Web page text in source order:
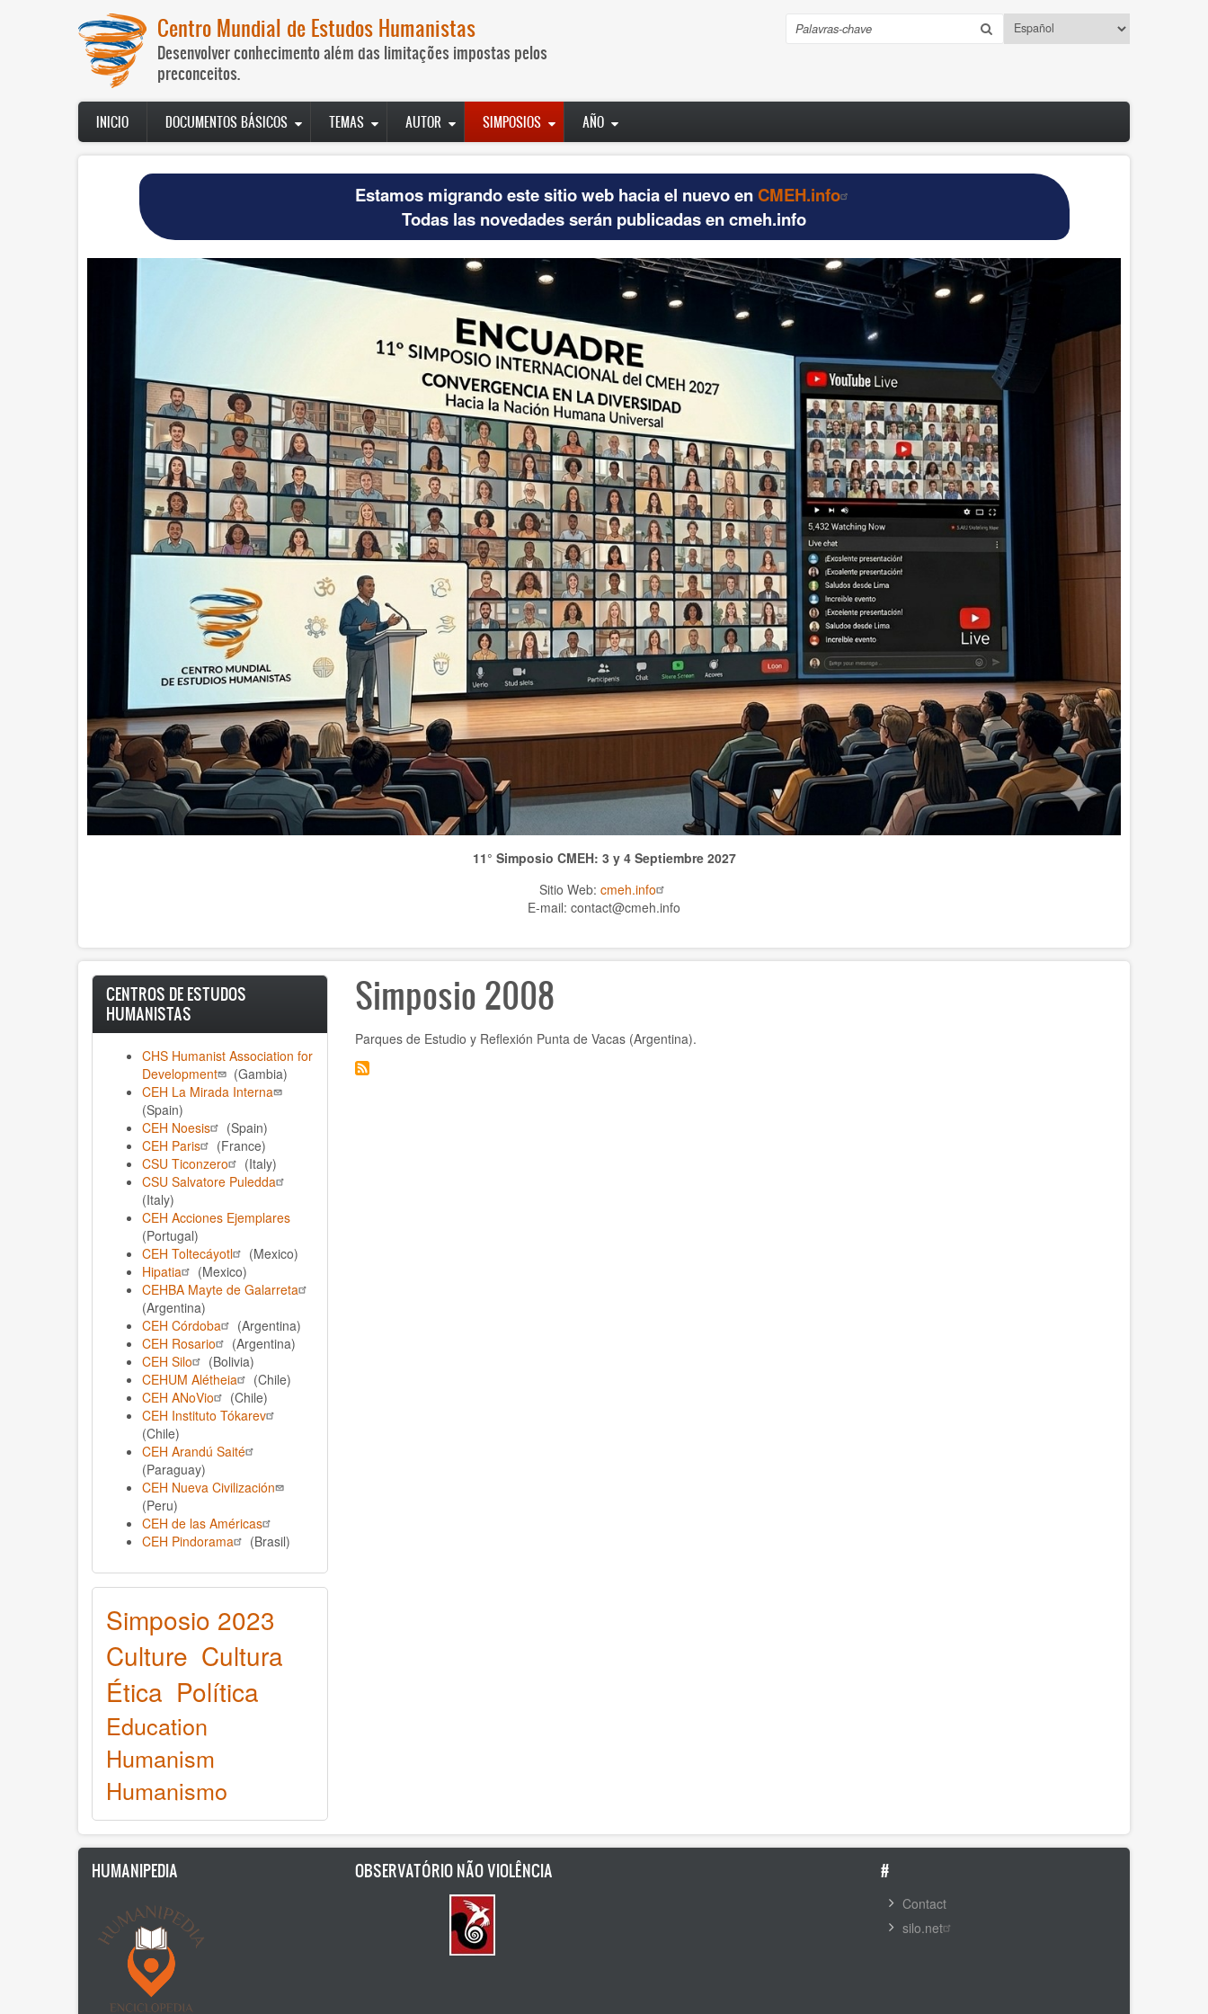
Centro Mundial de Estudos Humanistas
Desenvolver conhecimento além das limitações impostas pelos
preconceitos.
Select
your
Pesquisar
Navegación
principal
INICIO DOCUMENTOS BÁSICOS TEMAS AUTOR SIMPOSIOS AÑO
Estamos migrando este sitio web hacia el nuevo en CMEH.info
Todas las novedades serán publicadas en cmeh.info
11° Simposio CMEH: 3 y 4 Septiembre 2027
Sitio Web: cmeh.info
E-mail: contact@cmeh.info
CENTROS DE ESTUDOS
HUMANISTAS
CHS Humanist Association for
Development
(Gambia)
CEH La Mirada Interna
(Spain)
CEH Noesis
(Spain)
CEH Paris
(France)
CSU Ticonzero
(Italy)
CSU Salvatore Puledda
(Italy)
CEH Acciones Ejemplares
(Portugal)
CEH Toltecáyotl
(Mexico)
Hipatia
(Mexico)
CEHBA Mayte de Galarreta
(Argentina)
CEH Córdoba
(Argentina)
CEH Rosario
(Argentina)
CEH Silo
(Bolivia)
CEHUM Alétheia
(Chile)
CEH ANoVio
(Chile)
CEH Instituto Tókarev
(Chile)
CEH Arandú Saité
(Paraguay)
CEH Nueva Civilización
(Peru)
CEH de las Américas
CEH Pindorama
(Brasil)
Simposio 2023
Culture Cultura
Ética Política
Education
Humanism
Humanismo
Simposio 2008
Parques de Estudio y Reflexión Punta de Vacas (Argentina).
HUMANIPEDIA OBSERVATÓRIO NÃO VIOLÊNCIA #
Contact
silo.net